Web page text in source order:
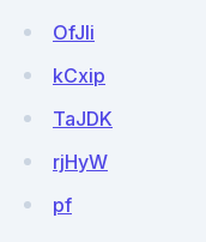
OfJli
kCxip
TaJDK
rjHyW
pf